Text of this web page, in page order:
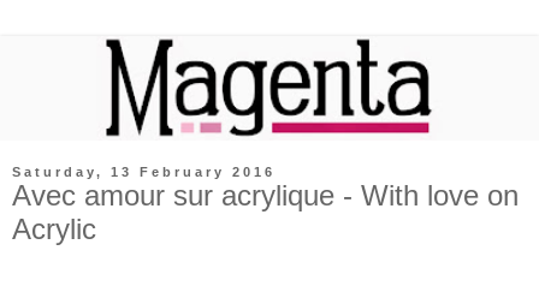
Saturday, 13 February 2016
Avec amour sur acrylique - With love on
Acrylic